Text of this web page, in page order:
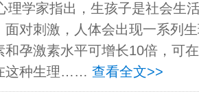
学家指出，生孩子是社会生活
面对刺激，人体会出现一系列
和孕激素水平可增长10倍，可
这种生理…… 查看全文>>